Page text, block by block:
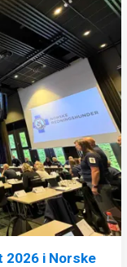
2026 i Norske